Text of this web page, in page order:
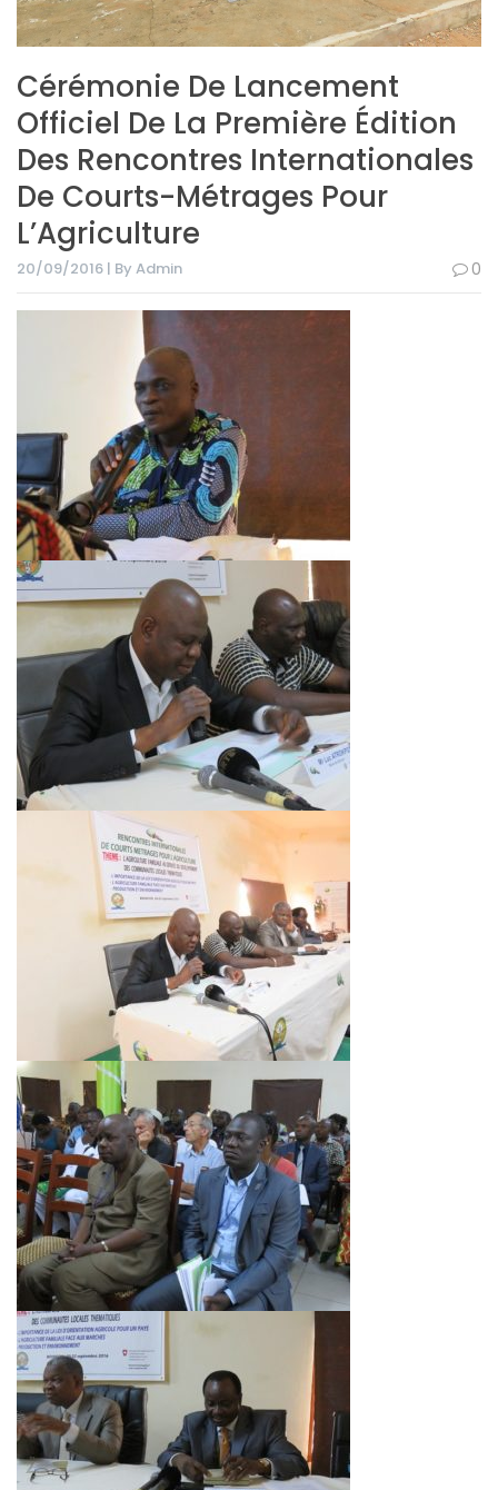
Cérémonie De Lancement
Officiel De La Première Édition
Des Rencontres Internationales
De Courts-Métrages Pour
L’Agriculture
20/09/2016 | By Admin 0